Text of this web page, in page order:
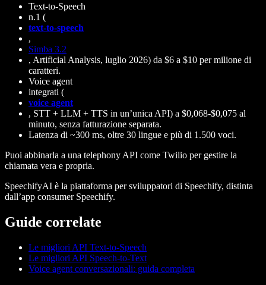
Text-to-Speech
n.1 (
text-to-speech
,
Simba 3.2
, Artificial Analysis, luglio 2026) da $6 a $10 per milione di
caratteri.
Voice agent
integrati (
voice agent
, STT + LLM + TTS in un’unica API) a $0,068-$0,075 al
minuto, senza fatturazione separata.
Latenza di ~300 ms, oltre 30 lingue e più di 1.500 voci.
Puoi abbinarla a una telephony API come Twilio per gestire la
chiamata vera e propria.
SpeechifyAI è la piattaforma per sviluppatori di Speechify, distinta
dall’app consumer Speechify.
Guide correlate
Le migliori API Text-to-Speech
Le migliori API Speech-to-Text
Voice agent conversazionali: guida completa